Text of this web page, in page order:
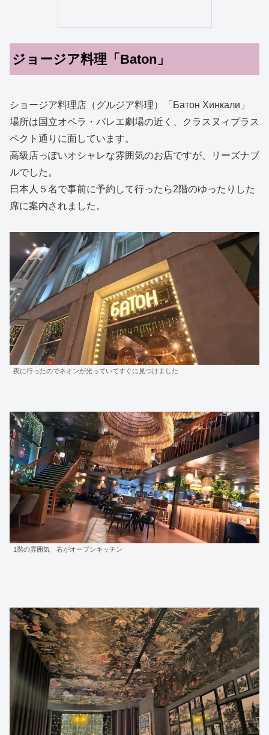
ジョージア料理「Baton」
ショージア料理店（グルジア料理）「Батон Хинкали」
場所は国立オペラ・バレエ劇場の近く、クラスヌィプラス
ペクト通りに面しています。
高級店っぽいオシャレな雰囲気のお店ですが、リーズナブ
ルでした。
日本人５名で事前に予約して行ったら2階のゆったりした
席に案内されました。
夜に行ったのでネオンが光っていてすぐに見つけました
1階の雰囲気 右がオープンキッチン